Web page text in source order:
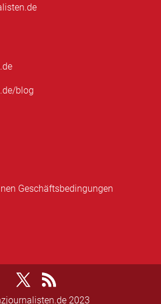
blog
Geschäftsbedingungen
2023